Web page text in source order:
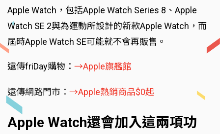
Apple Watch，包括Apple Watch Series 8、Apple
Watch SE 2與為運動所設計的新款Apple Watch，而
屆時Apple Watch SE可能就不會再販售。
遠傳friDay購物： →Apple旗艦館
遠傳網路門市： →Apple熱銷商品$0起
Apple Watch還會加入這兩項功